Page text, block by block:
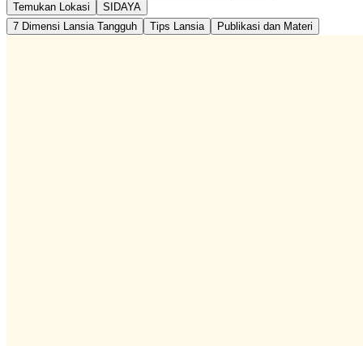
Temukan Lokasi
SIDAYA
7 Dimensi Lansia Tangguh
Tips Lansia Publikasi dan Materi